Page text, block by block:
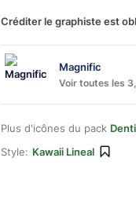
Créditer le graphiste est
Magnific
Voir toutes les
Plus d'icônes du pack
Style: Kawaii Lineal